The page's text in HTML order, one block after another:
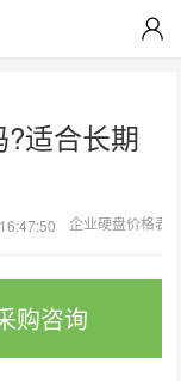
适合长期
企业硬盘价格表
购咨询